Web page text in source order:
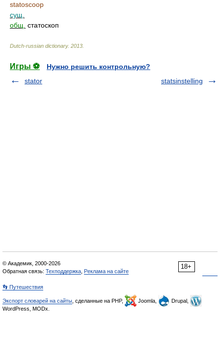
statoscoop
сущ.
общ. статоскоп
Dutch-russian dictionary. 2013
Игры ⚽
Нужно решить контрольную?
stator
statsinstelling
18+
© Академик, 2000-2026
Обратная связь: Техподдержка Реклама на сайте
👣 Путешествия
Экспорт словарей на сайты , сделанные на PHP, Joomla,
Drupal,
WordPress, MODx.